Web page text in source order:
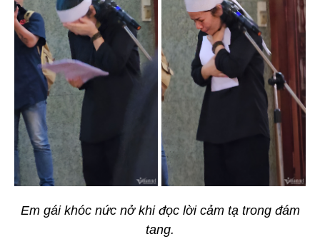
Em gái khóc nức nở khi đọc lời cảm tạ trong đám
tang.